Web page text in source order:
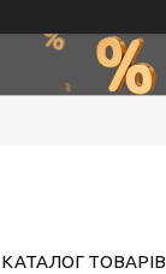
КАТАЛОГ ТОВАРІВ